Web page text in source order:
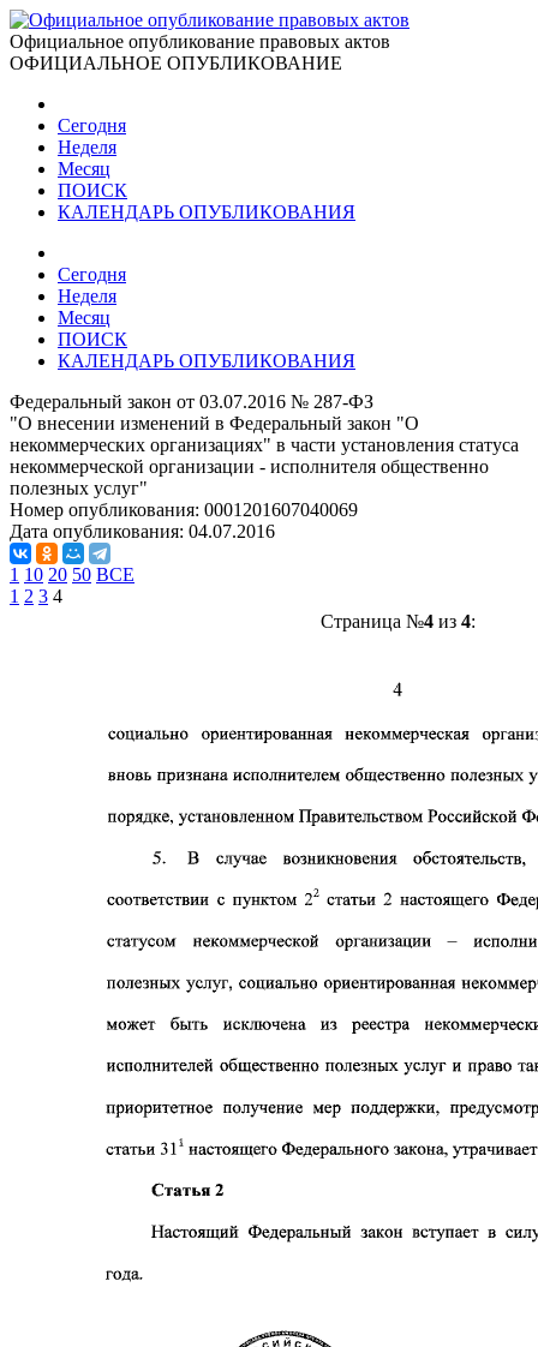
Официальное опубликование правовых актов
ОФИЦИАЛЬНОЕ ОПУБЛИКОВАНИЕ
Сегодня
Неделя
Месяц
ПОИСК
КАЛЕНДАРЬ ОПУБЛИКОВАНИЯ
Сегодня
Неделя
Месяц
ПОИСК
КАЛЕНДАРЬ ОПУБЛИКОВАНИЯ
Федеральный закон от 03.07.2016 № 287-ФЗ
"О внесении изменений в Федеральный закон "О
некоммерческих организациях" в части установления статуса
некоммерческой организации - исполнителя общественно
полезных услуг"
Номер опубликования: 0001201607040069
Дата опубликования: 04.07.2016
1 10 20 50 ВСЕ
1 2 3 4
Страница №4из 4: